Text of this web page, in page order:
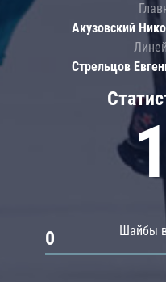
Шайбы
0
Акузовский
Стрельцов